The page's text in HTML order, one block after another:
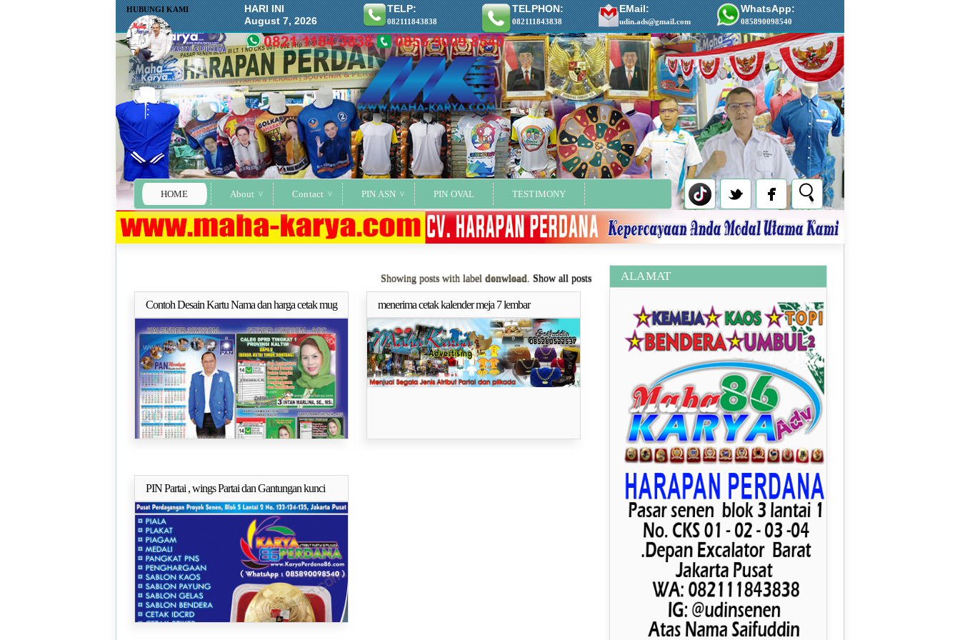
HOME About Contact PIN ASN PIN OVAL TESTIMONY
HUBUNGI KAMI
HARI INI
August 7, 2026
TELP:
082111843838
TELPHON:
082111843838
EMail:
udin.ads@gmail.com
WhatsApp:
085890098540
Showing posts with label donwload. Show all posts
Contoh Desain Kartu Nama dan harga cetak mug
Selengkapnya.. menerima cetak kalender meja 7 lembarSelengkapnya..
PIN Partai , wings Partai dan Gantungan kunci
Untuk semua partai
Selengkapnya..
ALAMAT